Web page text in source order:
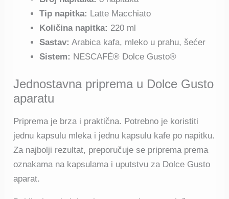
Tip napitka: Latte Macchiato
Količina napitka: 220 ml
Sastav: Arabica kafa, mleko u prahu, šećer
Sistem: NESCAFÉ® Dolce Gusto®
Jednostavna priprema u Dolce Gusto
aparatu
Priprema je brza i praktična. Potrebno je koristiti
jednu kapsulu mleka i jednu kapsulu kafe po napitku.
Za najbolji rezultat, preporučuje se priprema prema
oznakama na kapsulama i uputstvu za Dolce Gusto
aparat.